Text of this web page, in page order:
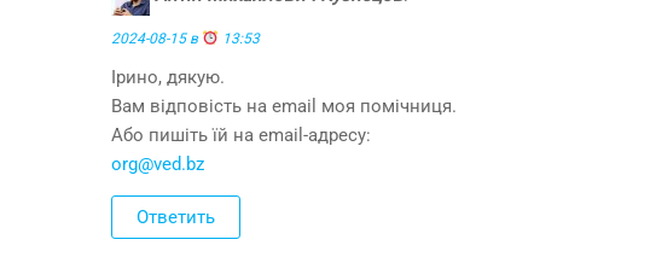
2024-08-15 в 13:53
Ірино, дякую.
Вам відповість на email моя помічниця.
Або пишіть їй на email-адресу:
org@ved.bz
Ответить